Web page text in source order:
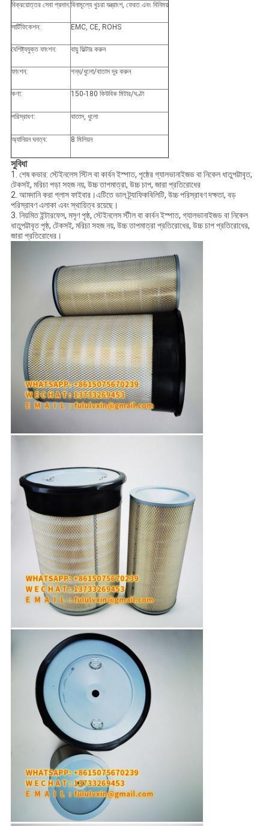
বিক্রয়োত্তর সেবা প্রদান:বিনামূল্যে খুচরা যন্ত্রাংশ, ফেরত এবং বিনিময়
সার্টিফিকেশন: EMC, CE, ROHS
বৈশিষ্ট্যযুক্ত ফাংশন: বায়ু ফিল্টার করুন
ফাংশন: গন্ধ/ধুলো/বাতাস দূর করুন
কণা: 150-180 কিউবিক মিটার/ঘণ্টা
পরিস্রাবণ: বাতাস, ধুলো
অ্যানিয়ন ঘনত্ব: 8 মিলিয়ন
সুবিধা
1. শেষ কভার: স্টেইনলেস স্টিল বা কার্বন ইস্পাত, পৃষ্ঠের গ্যালভানাইজড বা নিকেল ধাতুপট্টাবৃত,
টেকসই, মরিচা পড়া সহজ নয়, উচ্চ তাপমাত্রা, উচ্চ চাপ, জারা প্রতিরোধের
2. আমদানি করা গ্লাস ফাইবার।এটিতে ভাল ট্র্যাফিকবিলিটি, উচ্চ পরিস্রাবণ দক্ষতা, বড়
পরিস্রাবণ এলাকা এবং স্থায়িত্ব রয়েছে।
3. নিয়মিত ইন্টারফেস, মসৃণ পৃষ্ঠ, স্টেইনলেস স্টীল বা কার্বন ইস্পাত, গ্যালভানাইজড বা নিকেল
ধাতুপট্টাবৃত পৃষ্ঠ, টেকসই, মরিচা সহজ নয়, উচ্চ তাপমাত্রা প্রতিরোধের, উচ্চ চাপ প্রতিরোধের,
জারা প্রতিরোধের।